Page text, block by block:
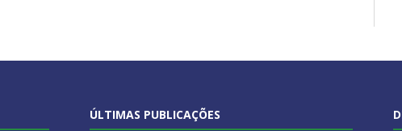
ÚLTIMAS PUBLICAÇÕES